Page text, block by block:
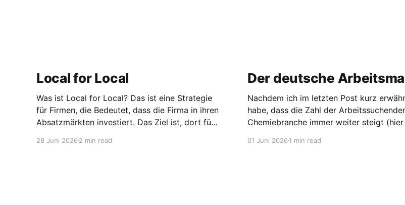
Local for Local
Was ist Local for Local? Das ist eine Strategie
für Firmen, die Bedeutet, dass die Firma in ihren
Absatzmärkten investiert. Das Ziel ist, dort für
entwickeln. Diese Strategie ist von Toyota
28 Juni 2026 2 min read
Der deutsche
Nachdem ich im letzten Post kurz
habe, dass die Zahl der
Chemiebranche immer weiter steigt
den gesamten Arbeitsmarkt werfen. Laut
01 Juni 20261 min read